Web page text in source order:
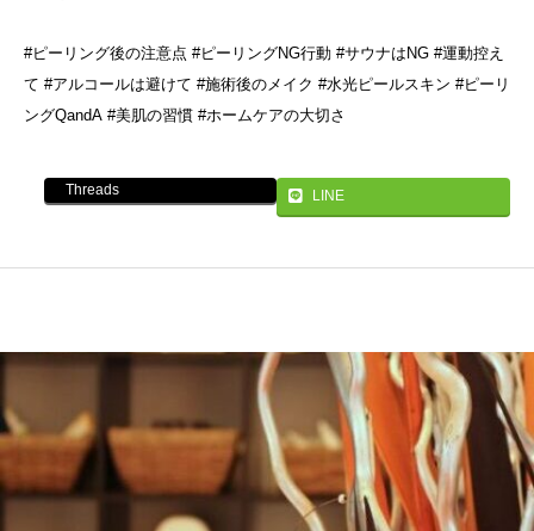
#ピーリング後の注意点 #ピーリングNG行動 #サウナはNG #運動控え
て #アルコールは避けて #施術後のメイク #水光ピールスキン #ピーリ
ングQandA #美肌の習慣 #ホームケアの大切さ
Threads LINE